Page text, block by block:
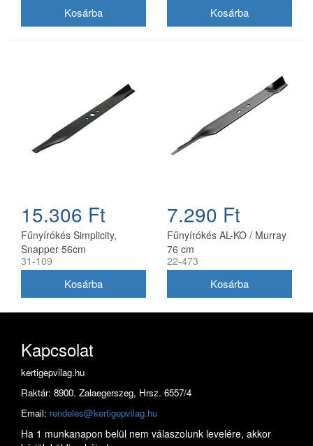
15.306 Ft
Fűnyírókés Simplicity,
Snapper 56cm
(1716695ASM)
31-109
7.290 Ft
Fűnyírókés AL-KO / Murray
76 cm
22-473
Kapcsolat
kertigepvilag.hu
Raktár: 8900. Zalaegerszeg, Hrsz. 6557/4
Email: rendeles@kertigepvilag.hu
Ha 1 munkanapon belül nem válaszolunk levelére, akkor